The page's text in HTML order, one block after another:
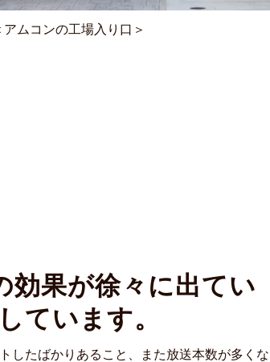
アムコンの工場入り口＞
効果が徐々に出てい
ています。
したばかりあること、また放送本数が多くな